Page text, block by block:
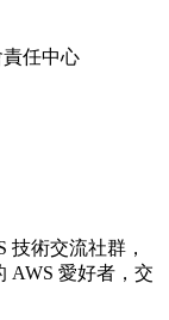
任中心
技術交流社群，
AWS 愛好者，交